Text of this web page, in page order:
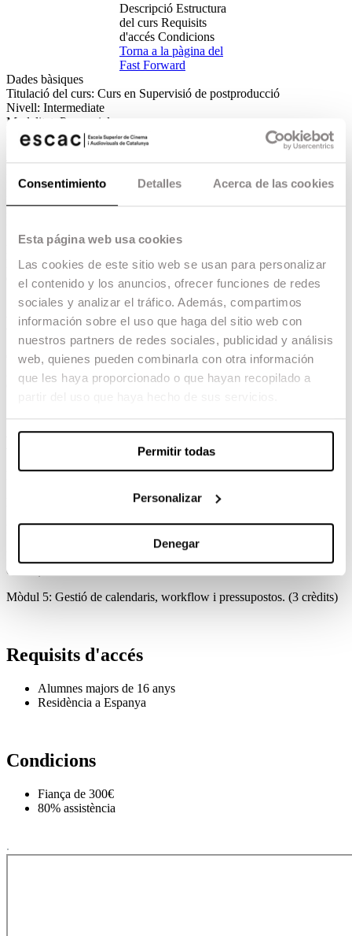
Consentimiento Detalles Acerca de las cookies
Esta página web usa cookies
Las cookies de este sitio web se usan para personalizar
el contenido y los anuncios, ofrecer funciones de redes
sociales y analizar el tráfico. Además, compartimos
información sobre el uso que haga del sitio web con
nuestros partners de redes sociales, publicidad y análisis
web, quienes pueden combinarla con otra información
que les haya proporcionado o que hayan recopilado a
Permitir todas
Personalizar
Denegar
Descripció Estructura
del curs Requisits
d'accés Condicions
Torna a la pàgina del
Fast Forward
Dades bàsiques
Titulació del curs: Curs en Supervisió de postproducció
Nivell: Intermediate
Modalitat: Presencial
Departament:Postproducció
Duració:15 crèdits ECTS
Tipologia:Intensiu
Dates:del 26 de juny al 30 de juliol de 2023
Horari:de dilluns a divendres de 9h a 14h. Disponibilitat d'espai
per al treball autònom a les tardes de 15h a 20h
Seu:Terrassa
350€
Distribució de les hores: 125 hores lectives / 150 hores treball
dirigit / 100 hores treball autònom
Descripció
Curs avançat especialitzat de postproducció audiovisual. Creació i
gestió de calendaris, processos, protocols i pressupostos en la
completa postproducció d’un projecte audiovisual en l’era digital.
Estructura del curs
Mòdul 1: Dret audiovisual aplicat a postproducció. (3 crèdits)
Mòdul 2: Fonaments tècnics del cinema digital. (3 crèdits)
Mòdul 3: Fonaments de la masterització. (3 crèdits)
crèdits)
Mòdul 5: Gestió de calendaris, workflow i pressupostos. (3 crèdits)
Requisits d'accés
Alumnes majors de 16 anys
Residència a Espanya
Condicions
Fiança de 300€
80% assistència